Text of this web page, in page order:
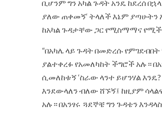
ቢሆንም ግን አካል ጉዳት አንዴ ከደረሰ
ያለው ጠቀመኝ‘ ትላለች እኔም ያጣሁትን
ከአካል ጉዳታቸው ጋር የሚስማማና
“በአካሌ ላይ ጉዳት በመድረሱ የምገደብበት
ያልተቀረፉ የአመለካከት ችግሮች አሉ።
ሲመለከቱኝ ‘ስራው ላንተ ይሆንሃል
እንደውላለን ብለው ሸኙኝ፤ ከዚያም
አሉ። በአንፃሩ ጓደኞቼ ግን ጉዳቴን